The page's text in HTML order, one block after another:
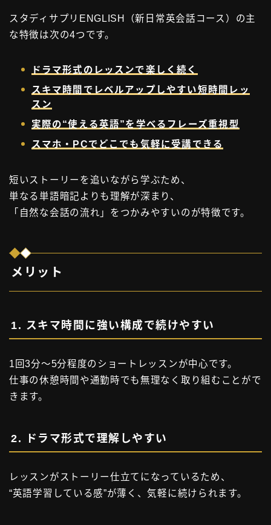
スタディサプリENGLISH（新日常英会話コース）の主
な特徴は次の4つです。
ドラマ形式のレッスンで楽しく続く
スキマ時間でレベルアップしやすい短時間レッ
スン
実際の“使える英語”を学べるフレーズ重視型
スマホ・PCでどこでも気軽に受講できる
短いストーリーを追いながら学ぶため、
単なる単語暗記よりも理解が深まり、
「自然な会話の流れ」をつかみやすいのが特徴です。
メリット
1. スキマ時間に強い構成で続けやすい
1回3分〜5分程度のショートレッスンが中心です。
仕事の休憩時間や通勤時でも無理なく取り組むことがで
きます。
2. ドラマ形式で理解しやすい
レッスンがストーリー仕立てになっているため、
“英語学習している感”が薄く、気軽に続けられます。